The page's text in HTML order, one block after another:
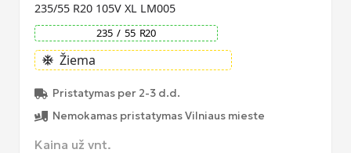
235/55 R20 105V XL LM005
235 / 55 R20
ac_unit Žiema
Pristatymas per 2-3 d.d.
Nemokamas pristatymas Vilniaus mieste
Kaina už vnt.